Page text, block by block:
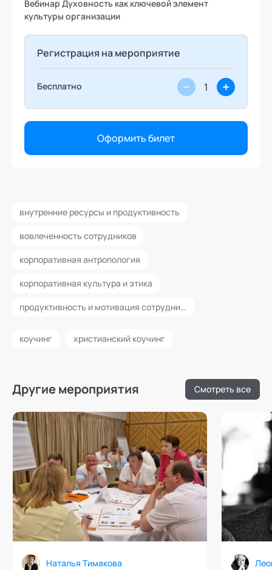
Вебинар Духовность как ключевой элемент
культуры организации
Регистрация на мероприятие
Бесплатно − +
Оформить билет
внутренние ресурсы и продуктивность
вовлеченность сотрудников
корпоративная антропология
корпоративная культура и этика
продуктивность и мотивация сотрудников
коучинг христианский коучинг
Другие мероприятия Смотреть все
Наталья Тимакова